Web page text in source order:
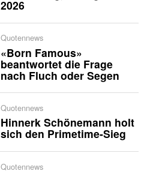
2026
Quotennews
«Born Famous»
beantwortet die Frage
nach Fluch oder Segen
Quotennews
Hinnerk Schönemann holt
sich den Primetime-Sieg
Quotennews